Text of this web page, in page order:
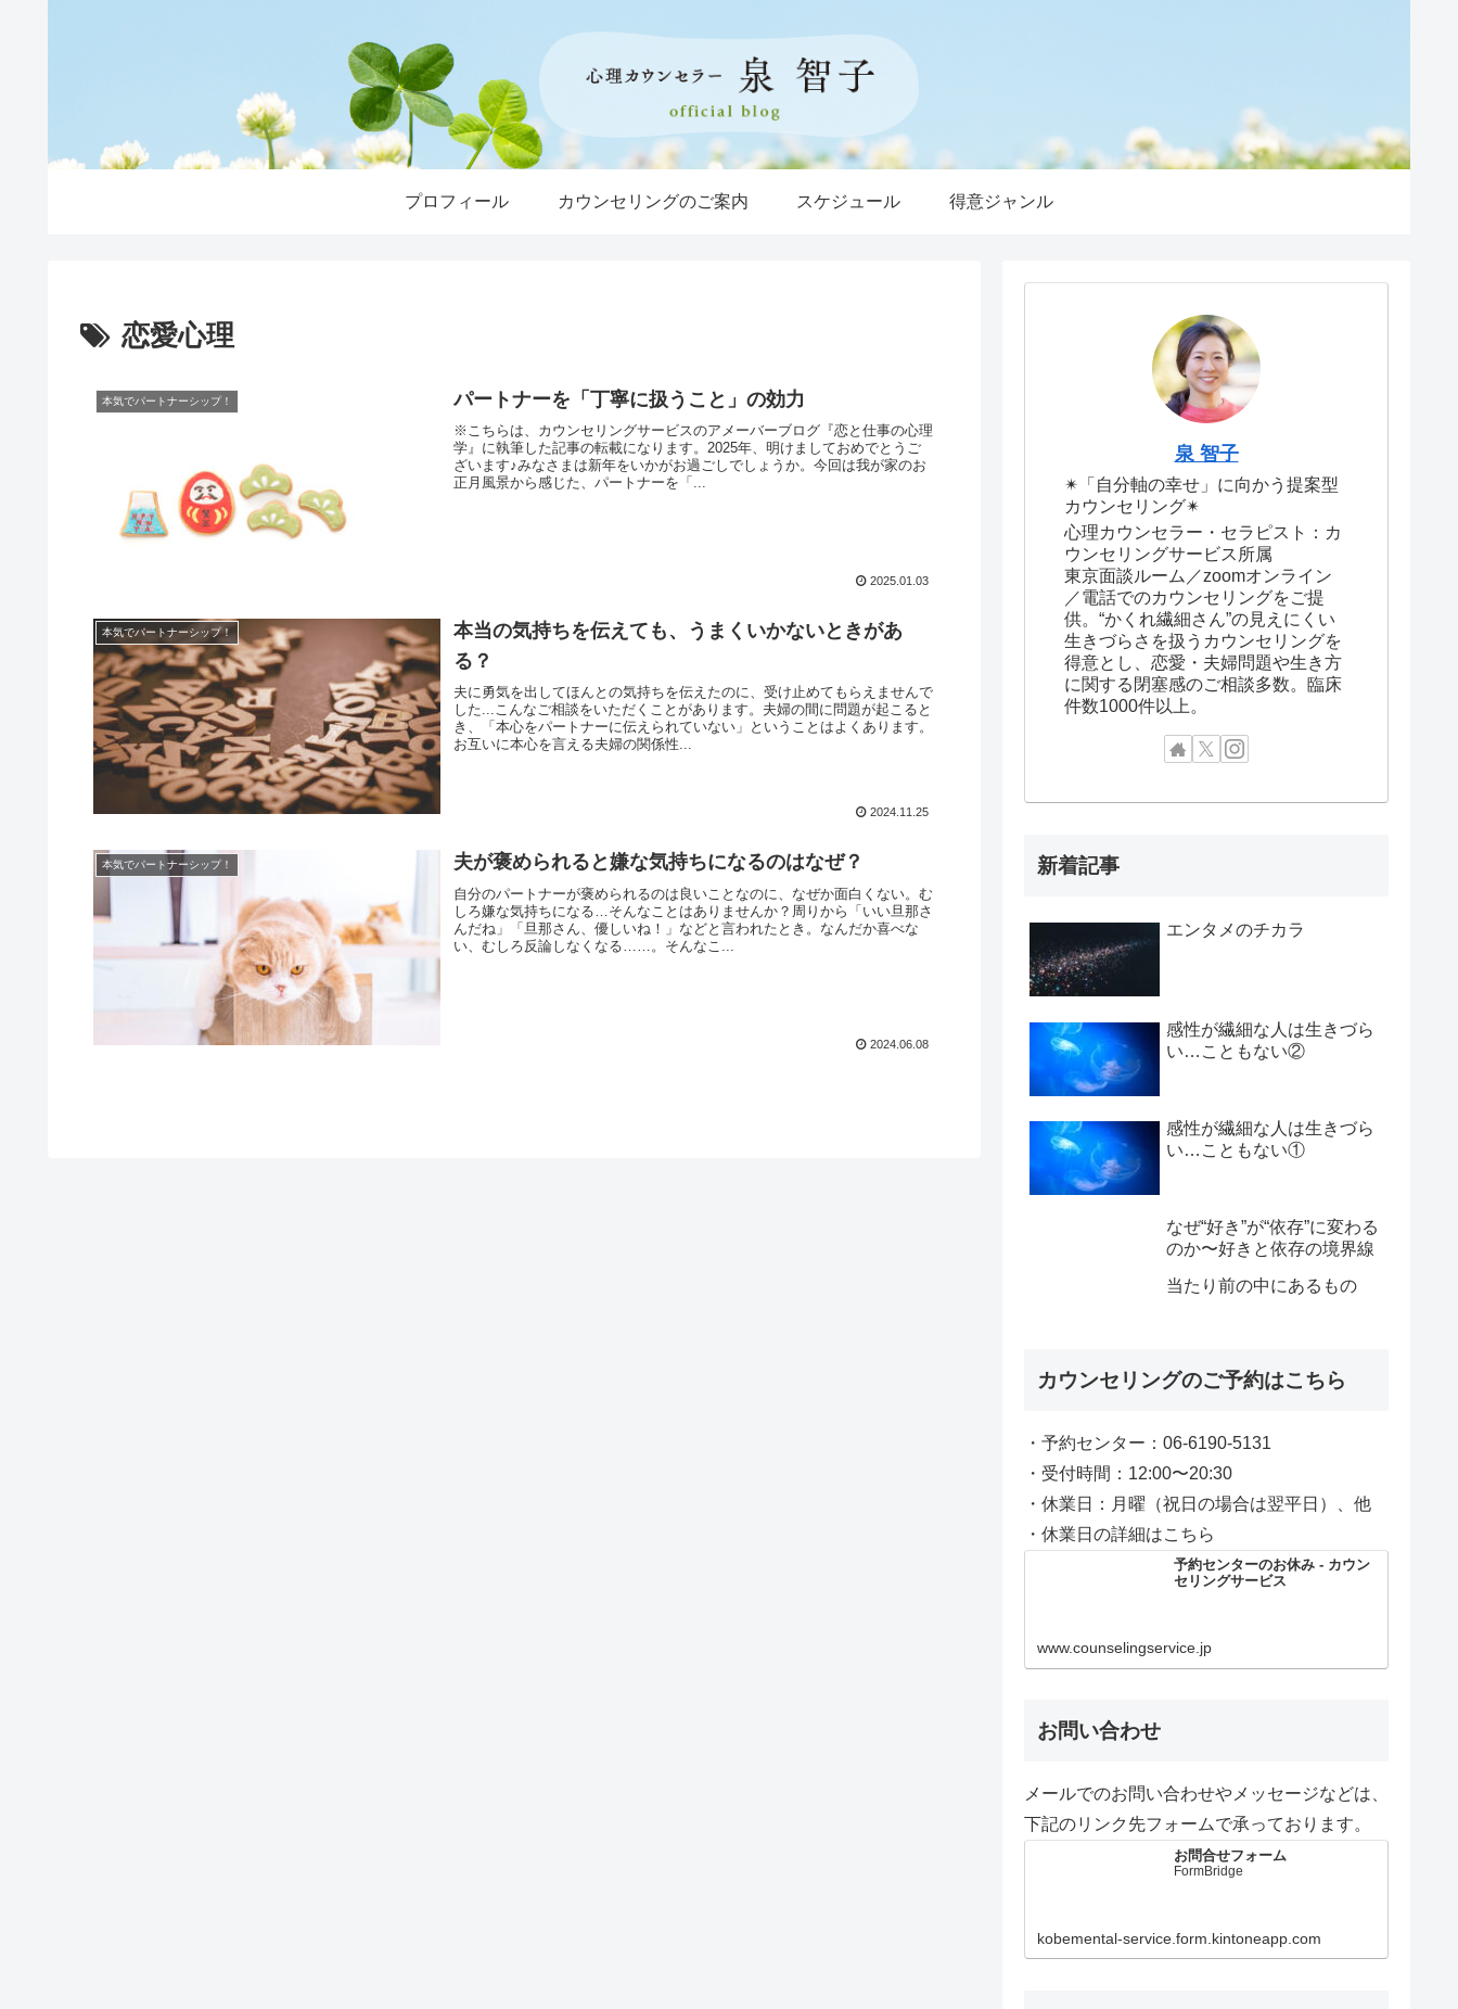
プロフィール カウンセリングのご案内 スケジュール 得意ジャンル
恋愛心理
本気でパートナーシップ！ パートナーを「丁寧に扱うこと」の効力
※こちらは、カウンセリングサービスのアメーバーブログ『恋と仕事の心理
学』に執筆した記事の転載になります。2025年、明けましておめでとうご
ざいます♪みなさまは新年をいかがお過ごしでしょうか。今回は我が家のお
正月風景から感じた、パートナーを「...
2025.01.03
本気でパートナーシップ！
本当の気持ちを伝えても、うまくいかないときがあ
る？
夫に勇気を出してほんとの気持ちを伝えたのに、受け止めてもらえませんで
した...こんなご相談をいただくことがあります。夫婦の間に問題が起こると
き、「本心をパートナーに伝えられていない」ということはよくあります。
お互いに本心を言える夫婦の関係性...
2024.11.25
本気でパートナーシップ！ 夫が褒められると嫌な気持ちになるのはなぜ？
自分のパートナーが褒められるのは良いことなのに、なぜか面白くない。む
しろ嫌な気持ちになる…そんなことはありませんか？周りから「いい旦那さ
んだね」「旦那さん、優しいね！」などと言われたとき。なんだか喜べな
い、むしろ反論しなくなる……。そんなこ...
2024.06.08
泉 智子
✴︎「自分軸の幸せ」に向かう提案型
カウンセリング✴︎
心理カウンセラー・セラピスト：カ
ウンセリングサービス所属
東京面談ルーム／zoomオンライン
／電話でのカウンセリングをご提
供。“かくれ繊細さん”の見えにくい
生きづらさを扱うカウンセリングを
得意とし、恋愛・夫婦問題や生き方
に関する閉塞感のご相談多数。臨床
件数1000件以上。
新着記事
エンタメのチカラ
感性が繊細な人は生きづら
い…こともない②
感性が繊細な人は生きづら
い…こともない①
なぜ“好き”が“依存”に変わる
のか〜好きと依存の境界線
当たり前の中にあるもの
カウンセリングのご予約はこちら
・予約センター：06-6190-5131
・受付時間：12:00〜20:30
・休業日：月曜（祝日の場合は翌平日）、他
・休業日の詳細はこちら
予約センターのお休み - カウン
セリングサービス
www.counselingservice.jp
お問い合わせ
メールでのお問い合わせやメッセージなどは、
下記のリンク先フォームで承っております。
お問合せフォーム
FormBridge
kobemental-service.form.kintoneapp.com